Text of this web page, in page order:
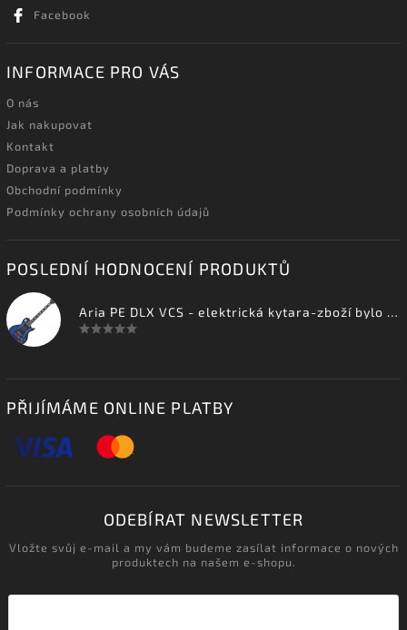
Facebook
INFORMACE PRO VÁS
O nás
Jak nakupovat
Kontakt
Doprava a platby
Obchodní podmínky
Podmínky ochrany osobních údajů
POSLEDNÍ HODNOCENÍ PRODUKTŮ
Aria PE DLX VCS - elektrická kytara-zboží bylo vystaveno na prodejně
PŘIJÍMÁME ONLINE PLATBY
ODEBÍRAT NEWSLETTER
Vložte svůj e-mail a my vám budeme zasílat informace o nových
produktech na našem e-shopu.